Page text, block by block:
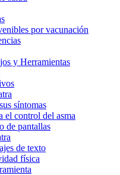
por vacunación
y Herramientas
síntomas
el control del asma
de pantallas
de texto
física